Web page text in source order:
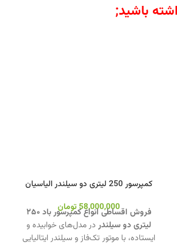
باشید;
کمپرسور 250 لیتری دو سیلندر الیاسیان
58,000,000تومان
فروش اقساطی انواع کمپرسور باد ۲۵۰
لیتری دو سیلندر در مدل‌های خوابیده و
ایستاده، با موتور تک‌فاز و سیلندر ایتالیایی